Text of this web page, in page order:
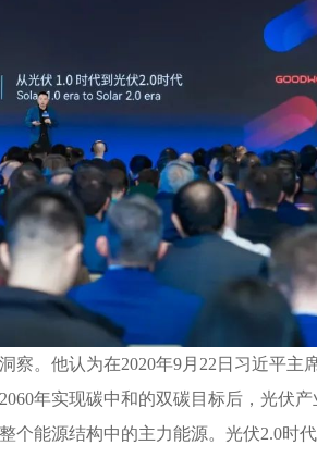
他认为在2020年9月22日习近平主
年实现碳中和的双碳目标后，光伏
个能源结构中的主力能源。光伏2.0时